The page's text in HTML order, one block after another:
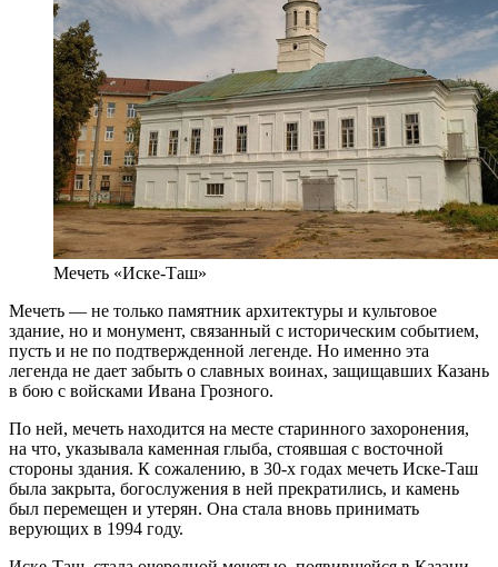
Мечеть «Иске-Таш»
Мечеть — не только памятник архитектуры и культовое
здание, но и монумент, связанный с историческим событием,
пусть и не по подтвержденной легенде. Но именно эта
легенда не дает забыть о славных воинах, защищавших Казань
в бою с войсками Ивана Грозного.
По ней, мечеть находится на месте старинного захоронения,
на что, указывала каменная глыба, стоявшая с восточной
стороны здания. К сожалению, в 30-х годах мечеть Иске-Таш
была закрыта, богослужения в ней прекратились, и камень
был перемещен и утерян. Она стала вновь принимать
верующих в 1994 году.